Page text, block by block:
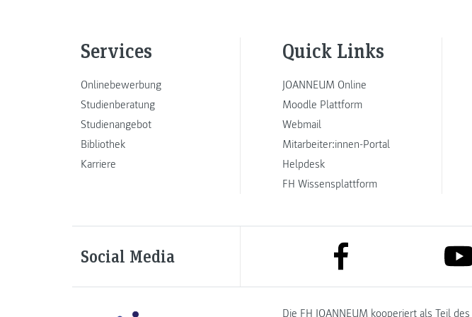
Services
Onlinebewerbung
Studienberatung
Studienangebot
Bibliothek
Karriere
Quick Links
JOANNEUM Online
Moodle Plattform
Webmail
Mitarbeiter:innen-Portal
Helpdesk
FH Wissensplattform
Social Media link to facebook
Die FH JOANNEUM kooperiert als Teil des